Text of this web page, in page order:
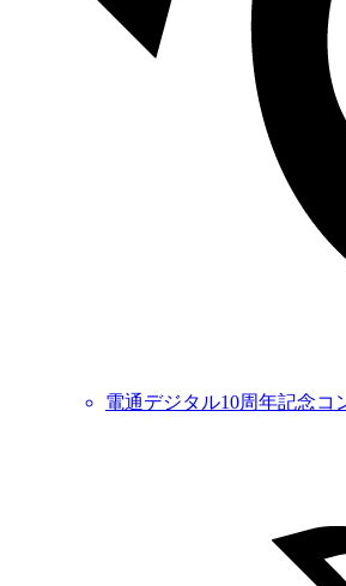
電通デジタル10周年記念コ